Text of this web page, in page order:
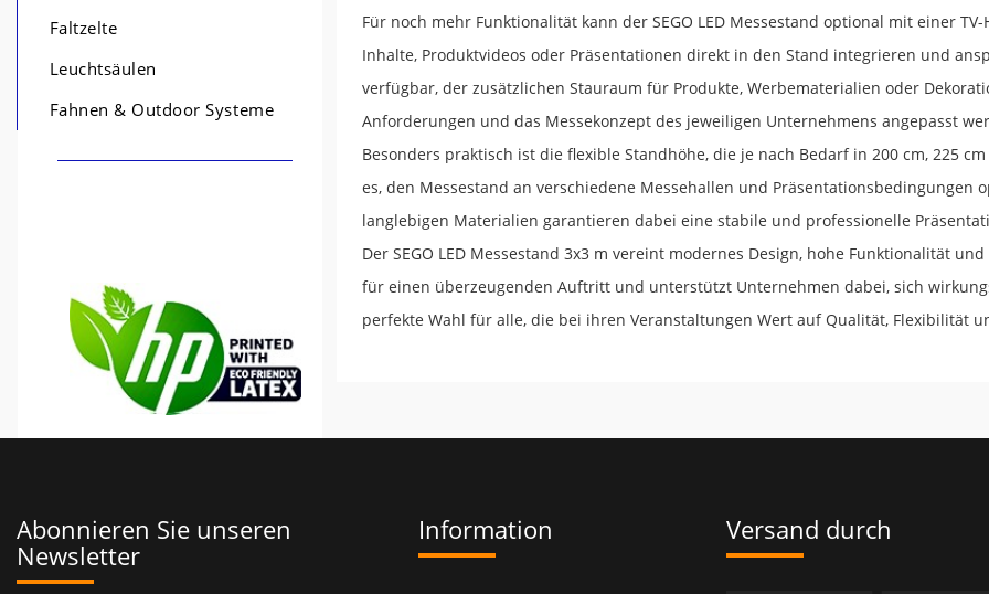
Faltzelte
Leuchtsäulen
Fahnen & Outdoor Systeme
Für noch mehr Funktionalität kann der SEGO LED Messestand optional mit einer
Inhalte, Produktvideos oder Präsentationen direkt in den Stand integrieren und
verfügbar, der zusätzlichen Stauraum für Produkte, Werbematerialien oder
Anforderungen und das Messekonzept des jeweiligen Unternehmens angepasst
Besonders praktisch ist die flexible Standhöhe, die je nach Bedarf in 200 cm, 225
es, den Messestand an verschiedene Messehallen und
langlebigen Materialien garantieren dabei eine stabile und professionelle
Der SEGO LED Messestand 3x3 m vereint modernes Design, hohe Funktionalität
für einen überzeugenden Auftritt und unterstützt Unternehmen dabei, sich
perfekte Wahl für alle, die bei ihren Veranstaltungen Wert auf Qualität, Flexibilität
Abonnieren Sie unseren
Newsletter
Information Versand durch